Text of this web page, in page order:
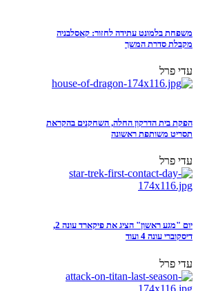
משפחת בלמונט עתידה לחזור: קאסלבניה
מקבלת סדרת המשך
עדי פרל
הפקת בית הדרקון החלה, השחקנים בהקראת
תסריט משותפת ראשונה
עדי פרל
יום "מגע ראשון" הציג את פיקארד עונה 2,
דיסקוברי עונה 4 ועוד
עדי פרל